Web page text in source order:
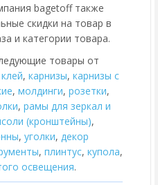
bagetoff также
скидки на товар в
и категории товара.
товары от
клей, карнизы, карнизы с
, молдинги, розетки,
, рамы для зеркал и
(кронштейны),
, уголки, декор
, плинтус, купола,
освещения.